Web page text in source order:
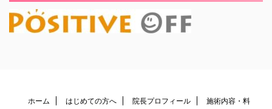
ホーム はじめての方へ 院長プロフィール 施術内容・料